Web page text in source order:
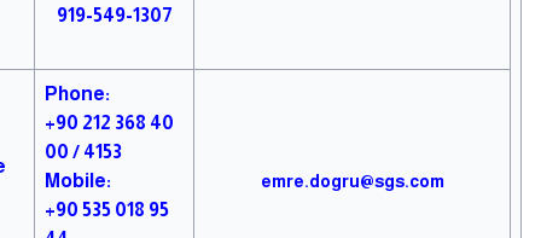
919-549-1307
Phone:
+90 212 368 40
00 / 4153
Mobile:
+90 535 018 95
emre.dogru@sgs.com